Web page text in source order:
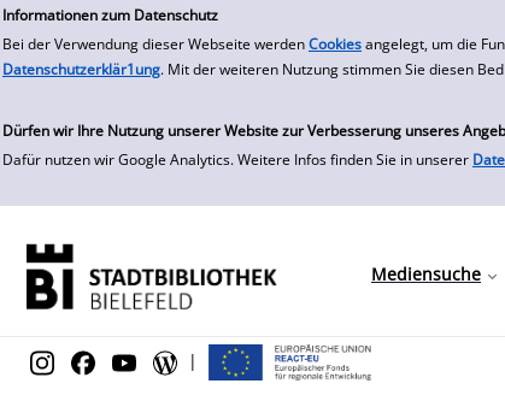
Informationen zum Datenschutz
Bei der Verwendung dieser Webseite werden Cookies angelegt, um die
Datenschutzerklär1ung. Mit der weiteren Nutzung stimmen Sie diesen
Dürfen wir Ihre Nutzung unserer Website zur Verbesserung unseres
Dafür nutzen wir Google Analytics. Weitere Infos finden Sie in unserer
zur Navigation springen
zum Inhalt springen
Mediensuche
|